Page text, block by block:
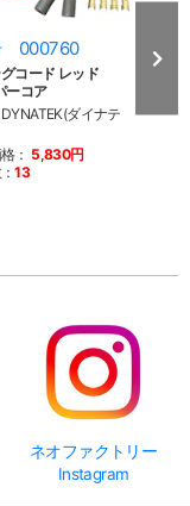
000760
コード レッド
ーコア
ダイナテ
： 5,830円
13
商
ブラ
ネオファクトリー
Instagram